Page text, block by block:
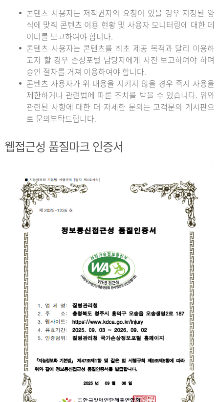
콘텐츠 사용자는 저작권자의 요청이 있을 경우 지정된 양
식에 맞춰 콘텐츠 이용 현황 및 사용자 모니터링에 대한 데
이터를 보고하여야 합니다.
콘텐츠 사용자는 콘텐츠를 최초 제공 목적과 달리 이용하
고자 할 경우 손상포털 담당자에게 사전 보고하여야 하며
승인 절차를 거쳐 이용하여야 합니다.
콘텐츠 사용자가 위 내용을 지키지 않을 경우 즉시 사용을
제한하거나 관련법에 따른 조치를 받을 수 있습니다. 위와
관련된 사항에 대한 더 자세한 문의는 고객문의 게시판으
로 문의부탁드립니다.
웹접근성 품질마크 인증서